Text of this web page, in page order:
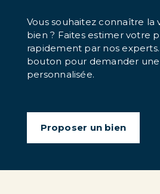
Vous souhaitez connaître la
bien ? Faites estimer votre
rapidement par nos
bouton pour demander
personnalisée.
Proposer un bien